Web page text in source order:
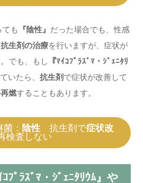
も 『陰性』 だった場合でも、性感
抗生剤の治療を行いますが、症状が
でも、もし
『ﾏｲｺﾌﾟﾗｽﾞﾏ・ｼﾞｪﾆﾀﾘ
いたら、 抗生剤 で症状が改善して
再燃することもあります。
： 陰性 抗生剤で症状改
査しない
ﾟﾗｽﾞﾏ・ｼﾞｪﾆﾀﾘｳﾑ』や